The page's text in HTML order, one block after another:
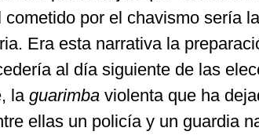
por el chavismo sería
Era esta narrativa la
al día siguiente de las
la guarimba violenta que ha
ellas un policía y un guardia